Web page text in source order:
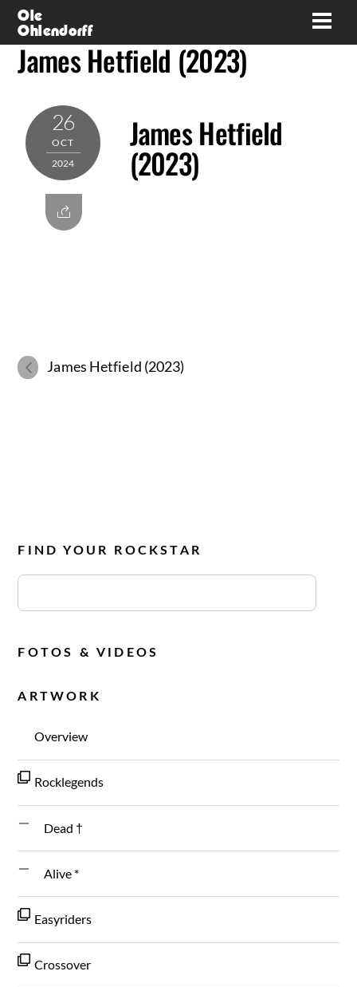
Skip
content
Ole
Ohlendorff
James Hetfield (2023)
26
OCT
2024
James Hetfield
(2023)
James Hetfield (2023)
FIND YOUR ROCKSTAR
FOTOS & VIDEOS
ARTWORK
Overview
Rocklegends
Dead †
Alive *
Easyriders
Crossover